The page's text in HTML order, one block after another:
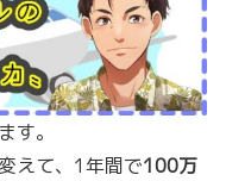
す。
えて、1年間で100万